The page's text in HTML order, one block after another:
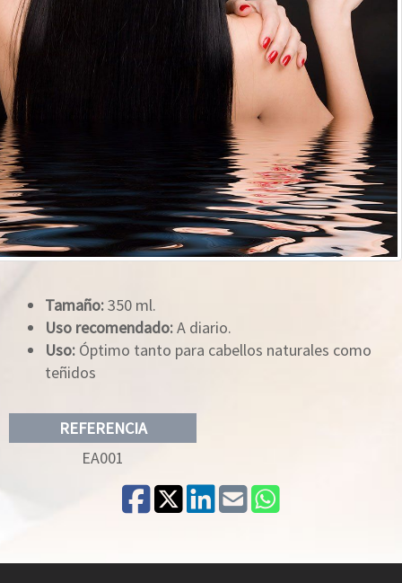
Tamaño:350 ml.
Uso recomendado:A diario.
Uso: Óptimo tanto para cabellos naturales como
teñidos
REFERENCIA
EA001